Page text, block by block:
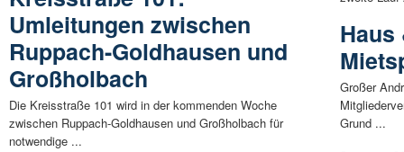
Umleitungen zwischen
Ruppach-Goldhausen und
Großholbach
Die Kreisstraße 101 wird in der kommenden Woche
zwischen Ruppach-Goldhausen und Großholbach für
notwendige ...
Haus
Großer
Grund ...